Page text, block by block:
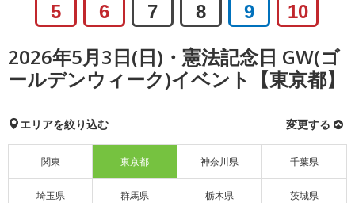
5 6 7 8 9 10
2026年5月3日(日)・憲法記念日 GW(ゴ
ールデンウィーク)イベント【東京都】
エリアを絞り込む 変更する
関東 東京都 神奈川県 千葉県
埼玉県 群馬県 栃木県 茨城県